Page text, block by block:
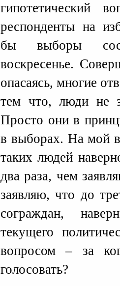
гипотетический
респонденты на
бы выборы
воскресенье.
опасаясь, многие
тем что, люди не
Просто они в
в выборах. На мой
таких людей
два раза, чем
заявляю, что до
сограждан,
текущего
вопросом – за
голосовать?